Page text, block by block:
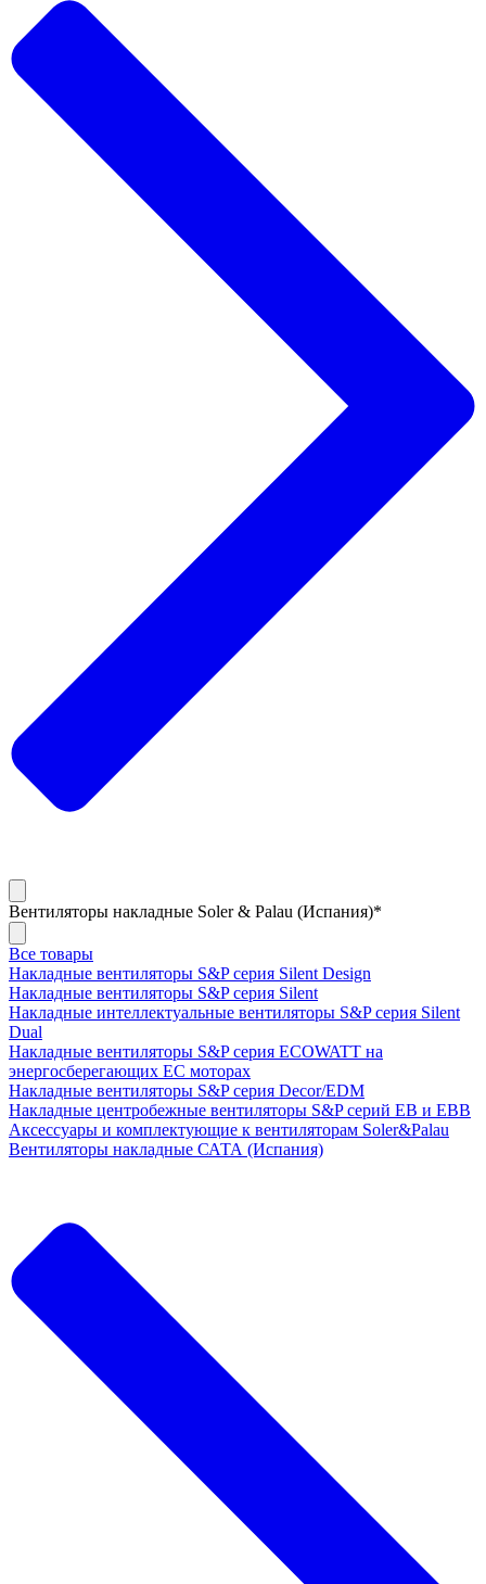
Вентиляторы накладные Soler & Palau (Испания)*
Все товары
Накладные вентиляторы S&P серия Silent Design
Накладные вентиляторы S&P серия Silent
Накладные интеллектуальные вентиляторы S&P серия Silent
Dual
Накладные вентиляторы S&P серия ECOWATT на
энергосберегающих ЕС моторах
Накладные вентиляторы S&P серия Decor/EDM
Накладные центробежные вентиляторы S&P серий EB и EBB
Аксессуары и комплектующие к вентиляторам Soler&Palau
Вентиляторы накладные САТА (Испания)